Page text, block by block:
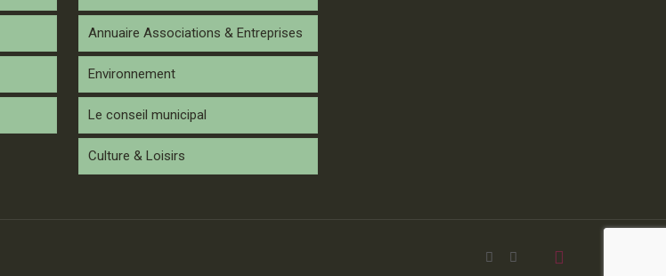
Annuaire Associations & Entreprises
Environnement
Le conseil municipal
Culture & Loisirs